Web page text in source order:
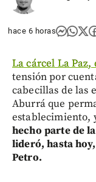
hace 6 horas
La cárcel La
tensión por
cabecillas de las
Aburrá que
establecimiento,
hecho parte de
lideró, hasta
Petro.